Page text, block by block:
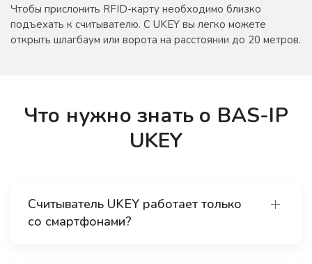
Чтобы прислонить RFID-карту необходимо близко
подъехать к считывателю. С UKEY вы легко можете
открыть шлагбаум или ворота на расстоянии до 20 метров.
Что нужно знать о BAS-IP
UKEY
Считыватель UKEY работает только
со смартфонами?